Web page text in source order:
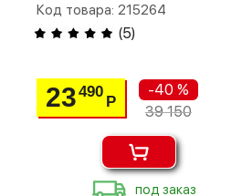
Код товара: 215264
(5)
23490
Р
-40 %
39 150
под заказ